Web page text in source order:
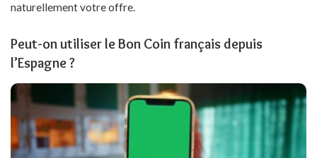
naturellement votre offre.
Peut-on utiliser le Bon Coin français depuis
l’Espagne ?